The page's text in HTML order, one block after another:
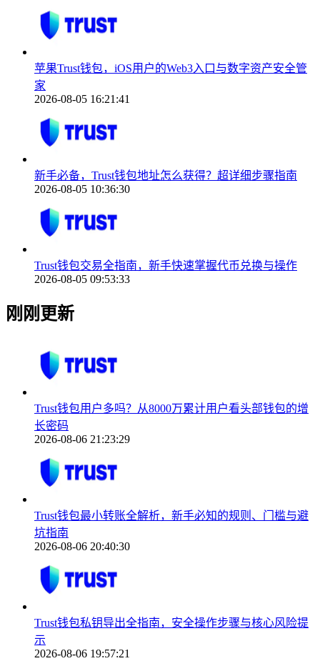
苹果Trust钱包，iOS用户的Web3入口与数字资产安全管
家
2026-08-05 16:21:41
新手必备，Trust钱包地址怎么获得？超详细步骤指南
2026-08-05 10:36:30
Trust钱包交易全指南，新手快速掌握代币兑换与操作
2026-08-05 09:53:33
刚刚更新
Trust钱包用户多吗？从8000万累计用户看头部钱包的增
长密码
2026-08-06 21:23:29
Trust钱包最小转账全解析，新手必知的规则、门槛与避
坑指南
2026-08-06 20:40:30
Trust钱包私钥导出全指南，安全操作步骤与核心风险提
示
2026-08-06 19:57:21